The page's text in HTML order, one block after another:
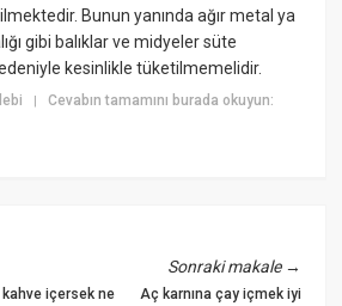
Bunun yanında ağır metal ya
gibi balıklar ve midyeler süte
kesinlikle tüketilmemelidir.
|Cevabın tamamını burada okuyun:
içersek ne
Sonraki makale→
Aç karnına çay içmek iyi